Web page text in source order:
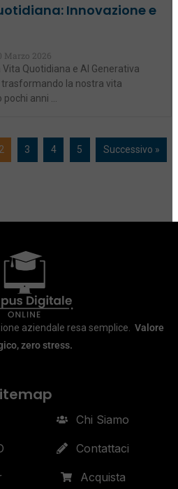
Innovazione e
Marzo 2026
Quotidiana e AI Generativa
trasformando la nostra vita
anni …
2 3 4 5 Successivo »
aziendale resa semplice.
Valore
zero stress.
Chi Siamo
Contattaci
Acquista